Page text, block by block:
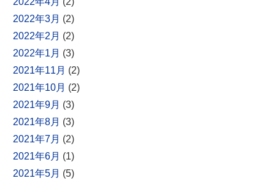
2022年3月 (2)
2022年2月 (2)
2022年1月 (3)
2021年11月 (2)
2021年10月 (2)
2021年9月 (3)
2021年8月 (3)
2021年7月 (2)
2021年6月 (1)
2021年5月 (5)